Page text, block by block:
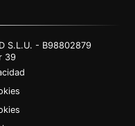
S.L.U. - B98802879
39